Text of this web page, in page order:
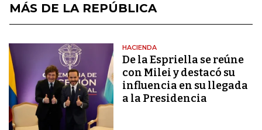
MÁS DE LA REPÚBLICA
HACIENDA
De la Espriella se reúne
con Milei y destacó su
influencia en su llegada
a la Presidencia